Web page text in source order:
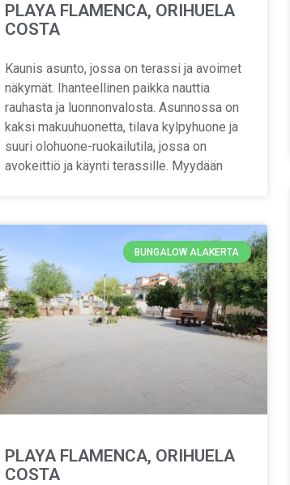
PLAYA FLAMENCA, ORIHUELA
COSTA
Kaunis asunto, jossa on terassi ja avoimet
näkymät. Ihanteellinen paikka nauttia
rauhasta ja luonnonvalosta. Asunnossa on
kaksi makuuhuonetta, tilava kylpyhuone ja
suuri olohuone-ruokailutila, jossa on
avokeittiö ja käynti terassille. Myydään
BUNGALOW ALAKERTA
PLAYA FLAMENCA, ORIHUELA
COSTA